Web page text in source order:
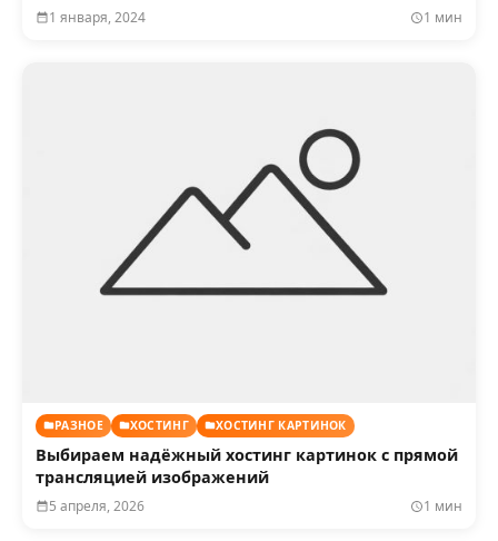
1 января, 2024 1 мин
РАЗНОЕ ХОСТИНГ ХОСТИНГ КАРТИНОК
Выбираем надёжный хостинг картинок с прямой
трансляцией изображений
5 апреля, 2026 1 мин